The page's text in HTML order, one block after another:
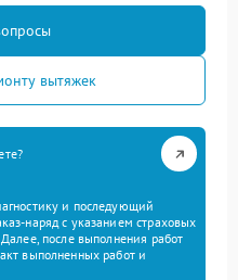
вытяжек
и последующий
наряд с указанием страховых
после выполнения работ
выполненных работ и